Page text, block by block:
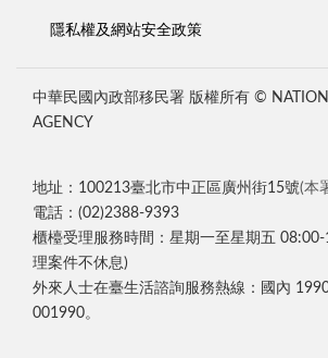
隱私權及網站安全政策
中華民國內政部移民署 版權所有 ©
AGENCY
地址：100213臺北市中正區廣州街15號(本
電話：(02)2388-9393
櫃檯受理服務時間：星期一至星期五
理案件不休息)
外來人士在臺生活諮詢服務熱線：國內
001990。